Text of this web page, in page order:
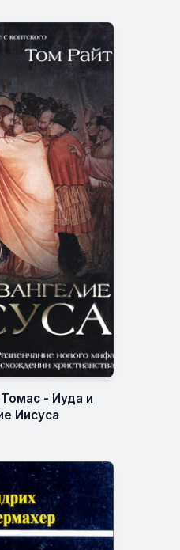
- Иуда и
Иисуса